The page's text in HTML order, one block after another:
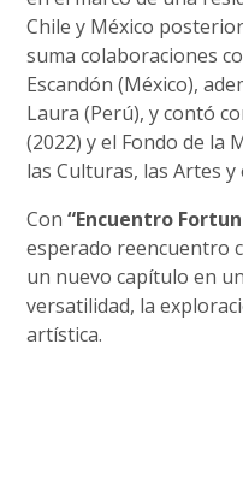
Chile y México
suma colaboraciones
Escandón (México),
Laura (Perú), y contó
(2022) y el Fondo de la
las Culturas, las Artes
Con“Encuentro
esperado reencuentro
un nuevo capítulo en
versatilidad, la
artística.